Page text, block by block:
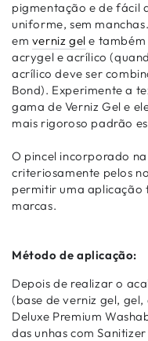
pigmentação e de fácil
uniforme, sem
em verniz gel e também
acrygel e acrílico
acrílico deve ser
Bond). Experimente a
gama de Verniz Gel e
mais rigoroso padrão
O pincel incorporado
criteriosamente pelos
permitir uma aplicação
marcas.
Método de aplicação:
Depois de realizar o
(base de verniz gel,
Deluxe Premium
das unhas com